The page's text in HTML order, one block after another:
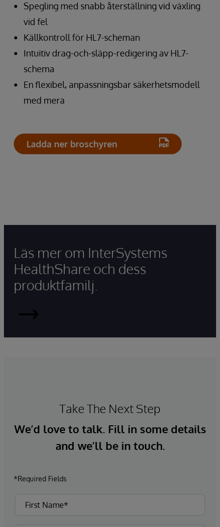
Spegling med snabb återställning vid växling
vid fel
Källkontroll för HL7-scheman
Intuitiv drag-och-släpp-redigering av HL7-
schema
En flexibel, anpassningsbar säkerhetsmodell
med mera
Ladda ner broschyren
Läs mer om InterSystems
HealthShare och dess
produktfamilj.
HealthShare
Take The Next Step
We’d love to talk. Fill in some details
and we’ll be in touch.
*Required Fields